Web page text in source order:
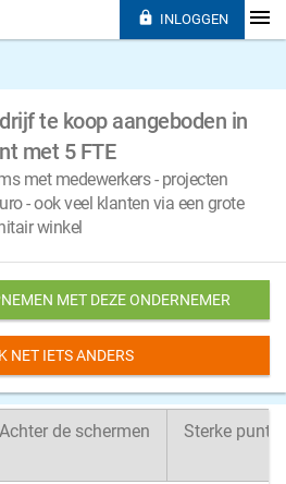
te koop aangeboden in
met 5 FTE
met medewerkers - projecten
- ook veel klanten via een grote
winkel
MET DEZE ONDERNEMER
NET IETS ANDERS
Achter de schermen Sterke
 INLOGGEN